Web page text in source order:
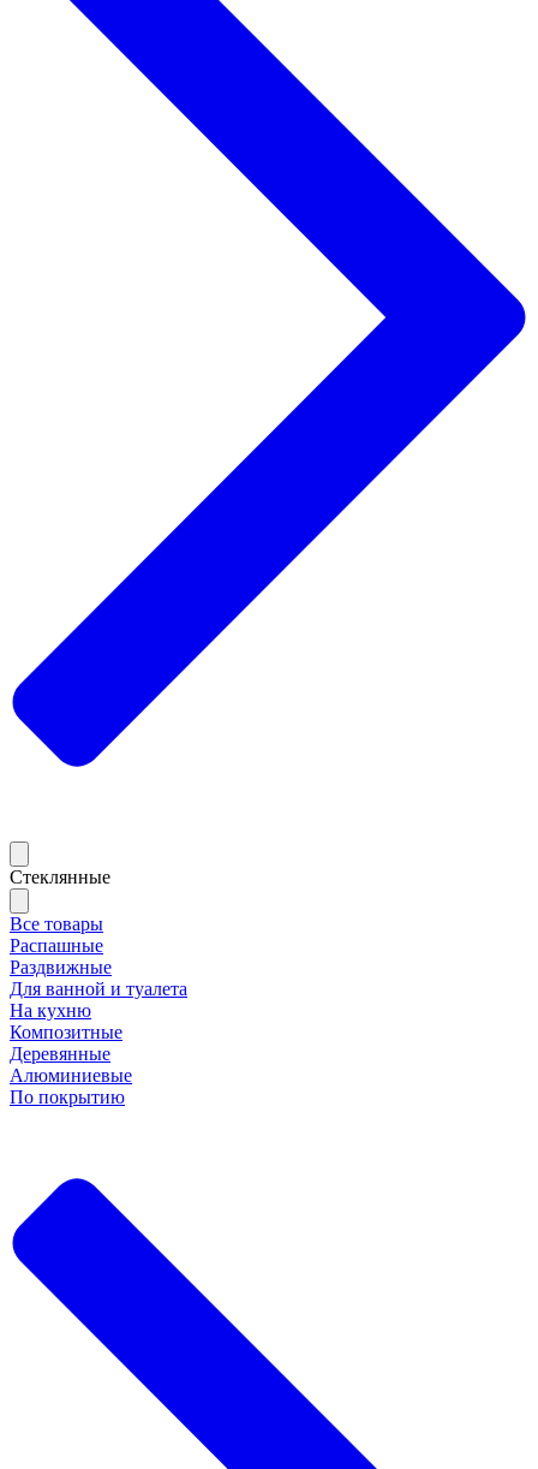
Стеклянные
Все товары
Распашные
Раздвижные
Для ванной и туалета
На кухню
Композитные
Деревянные
Алюминиевые
По покрытию